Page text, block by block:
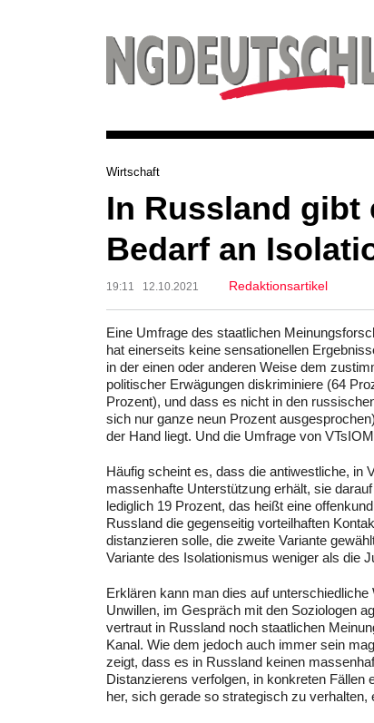
Wirtschaft
In Russland gibt
Bedarf an
19:11 12.10.2021 Redaktionsartikel
Eine Umfrage des staatlichen
hat einerseits keine sensationellen
in der einen oder anderen Weise dem
politischer Erwägungen diskriminiere (64
Prozent), und dass es nicht in den
sich nur ganze neun Prozent
der Hand liegt. Und die Umfrage von
Häufig scheint es, dass die antiwestliche, in
massenhafte Unterstützung erhält, sie
lediglich 19 Prozent, das heißt eine
Russland die gegenseitig vorteilhaften
distanzieren solle, die zweite Variante
Variante des Isolationismus weniger als die
Erklären kann man dies auf
Unwillen, im Gespräch mit den Soziologen
vertraut in Russland noch staatlichen
Kanal. Wie dem jedoch auch immer sein
zeigt, dass es in Russland keinen
Distanzierens verfolgen, in konkreten Fällen
her, sich gerade so strategisch zu